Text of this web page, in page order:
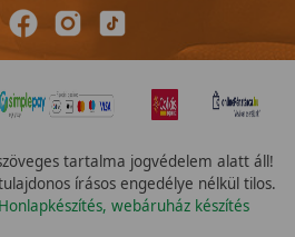
tartalma jogvédelem alatt áll!
írásos engedélye nélkül tilos.
webáruház készítés